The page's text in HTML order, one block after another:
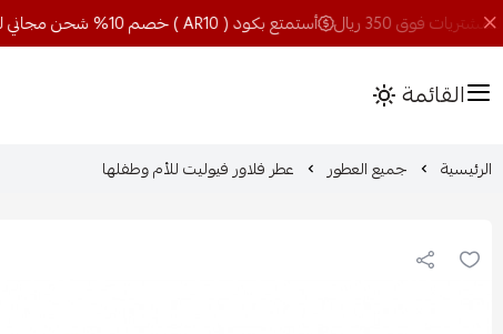
أستمتع بكود ( AR10 ) خصم 10% شحن مجاني للمشتريات فوق 350 ريال
القائمة
الرئيسية جميع العطور عطر فلاور فيوليت للأم وطفلها